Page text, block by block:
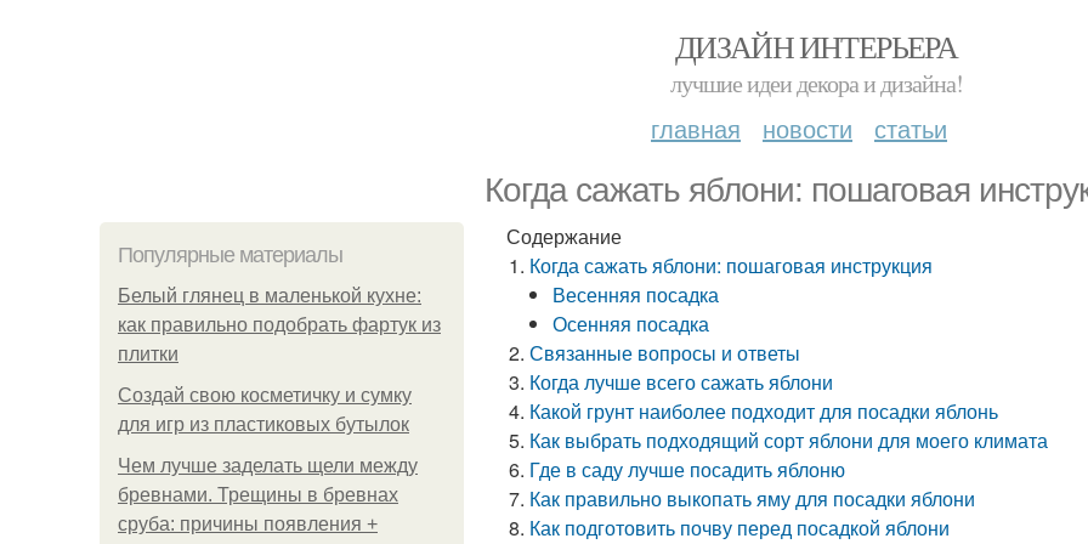
ДИЗАЙН ИНТЕРЬЕРА
лучшие идеи декора и дизайна!
главная новости статьи
Когда сажать яблони: пошаговая
Популярные материалы
Белый глянец в маленькой кухне:
как правильно подобрать фартук из
плитки
Создай свою косметичку и сумку
для игр из пластиковых бутылок
Чем лучше заделать щели между
бревнами. Трещины в бревнах
сруба: причины появления +
Содержание
Когда сажать яблони: пошаговая инструкция
Весенняя посадка
Осенняя посадка
Связанные вопросы и ответы
Когда лучше всего сажать яблони
Какой грунт наиболее подходит для посадки яблонь
Как выбрать подходящий сорт яблони для моего климата
Где в саду лучше посадить яблоню
Как правильно выкопать яму для посадки яблони
Как подготовить почву перед посадкой яблони